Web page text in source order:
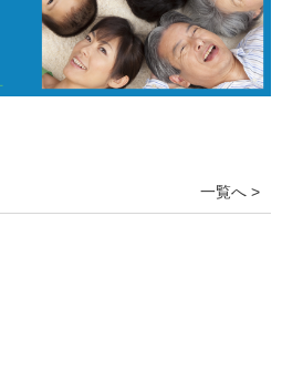
一覧へ >